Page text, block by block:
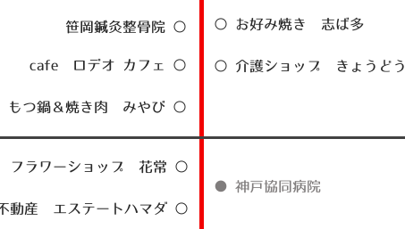
もつ鍋＆焼き肉 みやび ○
cafe ロデオ カフェ ○
笹岡鍼灸整骨院 ○ ○ お好み焼き 志ば多
○ 介護ショップ きょうどう
動産 エステートハマダ ○
フラワーショップ 花常 ○
● 神戸協同病院